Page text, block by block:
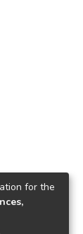
for the